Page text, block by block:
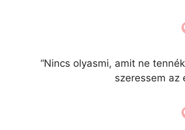
“Nincs olyasmi, amit ne
szeressem az